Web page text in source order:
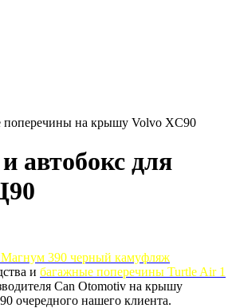
поперечины на крышу Volvo XC90
автобокс для
Магнум 390 черный камуфляж
и багажные поперечины Turtle Air 1
Can Otomotiv на крышу
очередного нашего клиента.